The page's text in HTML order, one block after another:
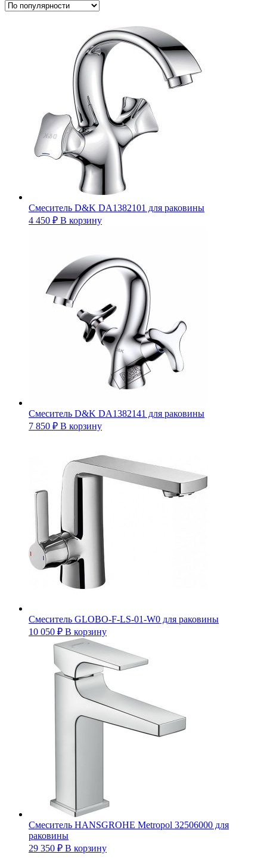
Смеситель D&K DA1382101 для раковины
4 450 ₽ В корзину
Смеситель D&K DA1382141 для раковины
7 850 ₽ В корзину
Смеситель GLOBO-F-LS-01-W0 для раковины
10 050 ₽ В корзину
Смеситель HANSGROHE Metropol 32506000 для
раковины
29 350 ₽ В корзину